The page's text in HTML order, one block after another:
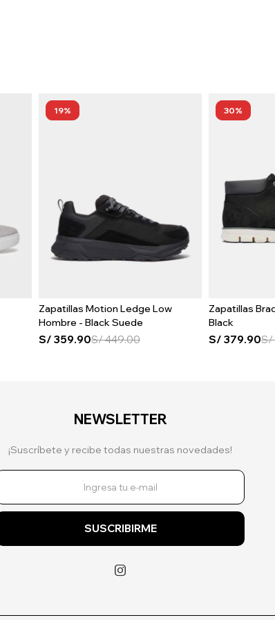
19
Zapatillas Motion Ledge Low
Hombre - Black Suede
S/ 359.90S/449.00
30
Zapatillas
Black
S/ 379.90S/
NEWSLETTER
¡Suscríbete y recibe todas nuestras novedades!
SUSCRIBIRME
